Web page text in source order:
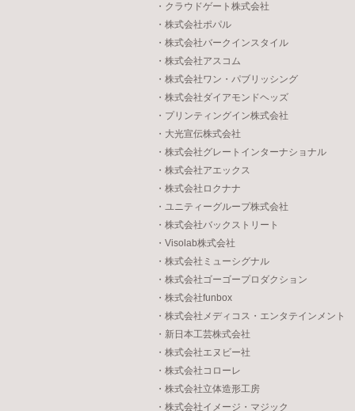
・クラウドゲート株式会社
・株式会社ポパル
・株式会社バークインスタイル
・株式会社アスコム
・株式会社ワン・パブリッシング
・株式会社ダイアモンドヘッズ
・プリンティングイン株式会社
・大光宣伝株式会社
・株式会社グレートインターナショナル
・株式会社アエックス
・株式会社ロクナナ
・ユニティーグループ株式会社
・株式会社バックストリート
・Visolab株式会社
・株式会社ミューシグナル
・株式会社ゴーゴープロダクション
・株式会社funbox
・株式会社メディコス・エンタテインメント
・新日本工芸株式会社
・株式会社エヌビー社
・株式会社コローレ
・株式会社立体造形工房
・株式会社イメージ・マジック